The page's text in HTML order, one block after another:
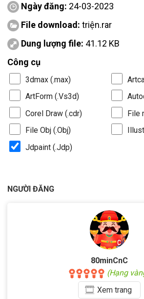
Ngày đăng: 24-03-2023
File download: triện.rar
Dung lượng file: 41.12 KB
Công cụ
3dmax (.max)
ArtForm (.Vs3d)
Corel Draw (.cdr)
File
File Obj (.Obj)
Jdpaint (.Jdp)
NGƯỜI ĐĂNG
80minCnC
(Hạng
Xemtrang